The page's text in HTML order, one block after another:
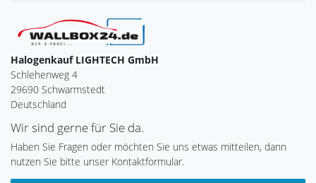
Halogenkauf LIGHTECH GmbH
Schlehenweg 4
29690 Schwarmstedt
Deutschland
Wir sind gerne für Sie da.
Haben Sie Fragen oder möchten Sie uns etwas mitteilen, dann
nutzen Sie bitte unser Kontaktformular.